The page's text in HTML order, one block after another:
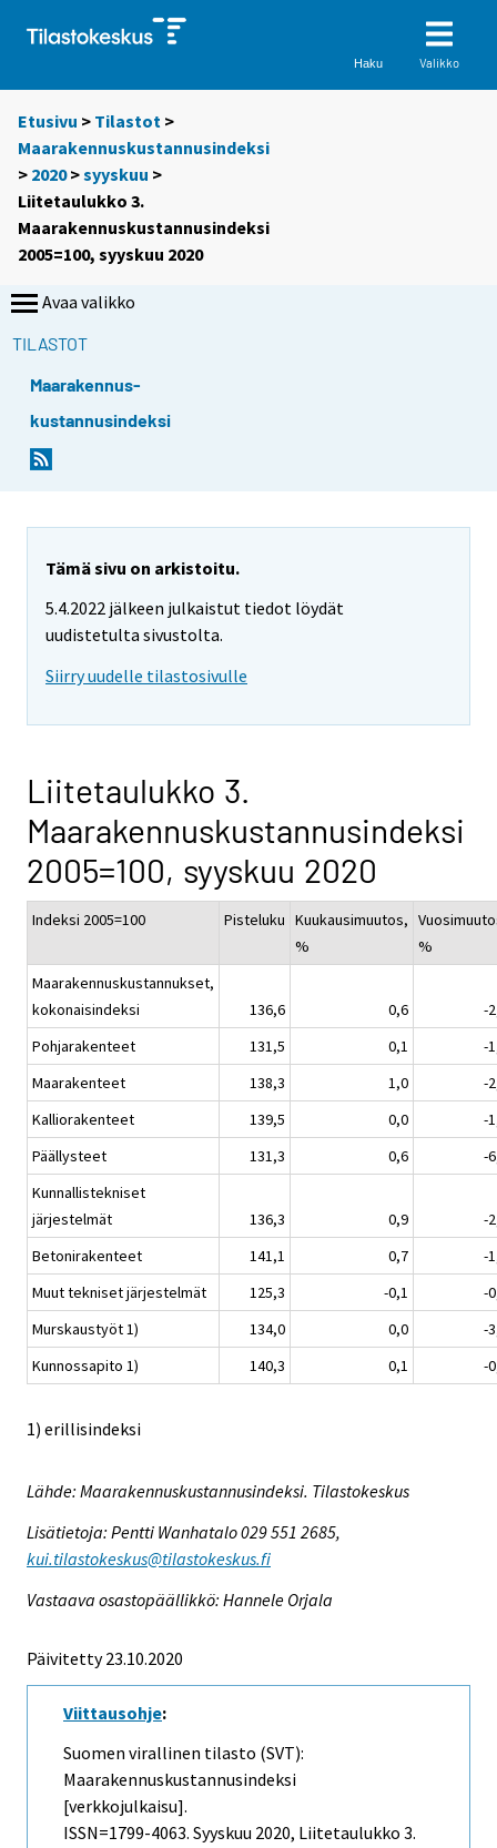
Haku Valikko
Etusivu > Tilastot >
Maarakennuskustannusindeksi
> 2020>syyskuu >
Liitetaulukko 3.
Maarakennuskustannusindeksi
2005=100, syyskuu 2020
Avaa valikko
TILASTOT
Maarakennus-
kustannusindeksi
Tämä sivu on arkistoitu.
5.4.2022 jälkeen julkaistut tiedot löydät
uudistetulta sivustolta.
Siirry uudelle tilastosivulle
Liitetaulukko 3.
Maarakennuskustannusindeksi
2005=100, syyskuu 2020
Indeksi 2005=100 Pisteluku Kuukausimuutos,
%
%
Maarakennuskustannukset,
kokonaisindeksi
136,6 0,6
-
Pohjarakenteet
131,5 0,1
-
Maarakenteet
138,3 1,0
-
Kalliorakenteet
139,5 0,0
-
Päällysteet
131,3 0,6
-
Kunnallistekniset
järjestelmät
136,3 0,9
-
Betonirakenteet
141,1 0,7
-
Muut tekniset järjestelmät
125,3 -0,1
-
Murskaustyöt 1)
134,0 0,0
-
Kunnossapito 1)
140,3 0,1 -
1) erillisindeksi
Lähde: Maarakennuskustannusindeksi. Tilastokeskus
Lisätietoja: Pentti Wanhatalo 029 551 2685,
kui.tilastokeskus@tilastokeskus.fi
Vastaava osastopäällikkö: Hannele Orjala
Päivitetty 23.10.2020
Viittausohje:
Suomen virallinen tilasto (SVT):
Maarakennuskustannusindeksi
[verkkojulkaisu].
ISSN=1799-4063. Syyskuu 2020, Liitetaulukko 3.